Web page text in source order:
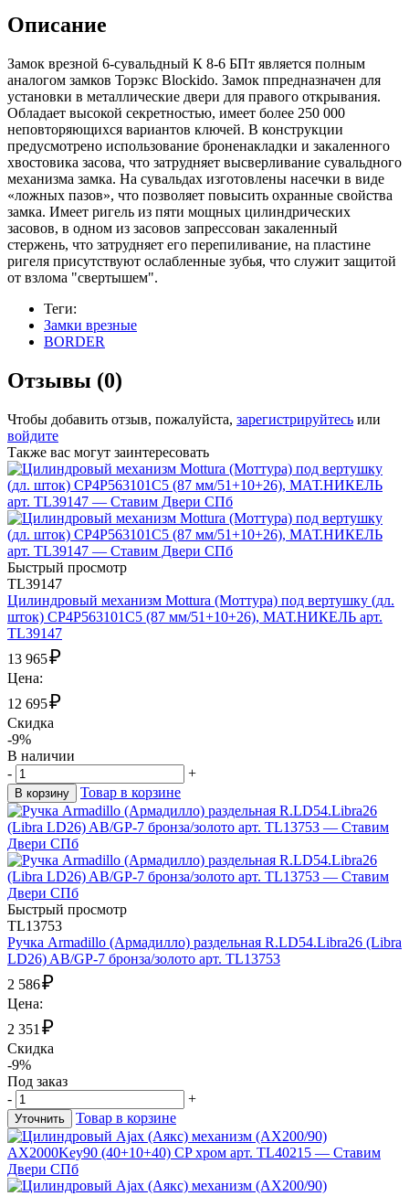
Описание
Замок врезной 6-сувальдный К 8-6 БПт является полным
аналогом замков Торэкс Blockido. Замок ппредназначен для
установки в металлические двери для правого открывания.
Обладает высокой секретностью, имеет более 250 000
неповторяющихся вариантов ключей. В конструкции
предусмотрено использование броненакладки и закаленного
хвостовика засова, что затрудняет высверливание сувальдного
механизма замка. На сувальдах изготовлены насечки в виде
«ложных пазов», что позволяет повысить охранные свойства
замка. Имеет ригель из пяти мощных цилиндрических
засовов, в одном из засовов запрессован закаленный
стержень, что затрудняет его перепиливание, на пластине
ригеля присутствуют ослабленные зубья, что служит защитой
от взлома "свертышем".
Теги:
Замки врезные
BORDER
Отзывы (0)
Чтобы добавить отзыв, пожалуйста, зарегистрируйтесь или
войдите
Также вас могут заинтересовать
Быстрый просмотр
TL39147
Цилиндровый механизм Mottura (Моттура) под вертушку (дл.
шток) CP4P563101C5 (87 мм/51+10+26), МАТ.НИКЕЛЬ арт.
TL39147
13 965₽
Цена:
12 695₽
Скидка
-9%
В наличии
-
+
В корзину Товар в корзине
Быстрый просмотр
TL13753
Ручка Armadillo (Армадилло) раздельная R.LD54.Libra26 (Libra
LD26) AB/GP-7 бронза/золото арт. TL13753
2 586₽
Цена:
2 351₽
Скидка
-9%
Под заказ
-
+
Уточнить Товар в корзине